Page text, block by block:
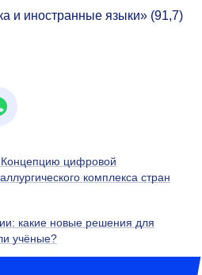
и иностранные языки» (91,7)
цифровой
комплекса стран
какие новые решения для
учёные?